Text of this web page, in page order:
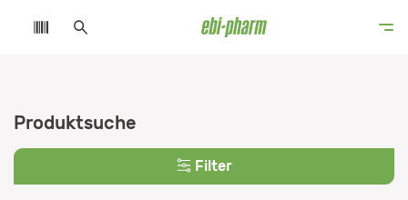
Produktsuche
Filter